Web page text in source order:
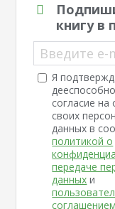
книгу в
Введите e-
Я
согласие на
своих
данных в
политикой о
передаче
данных и
соглашением